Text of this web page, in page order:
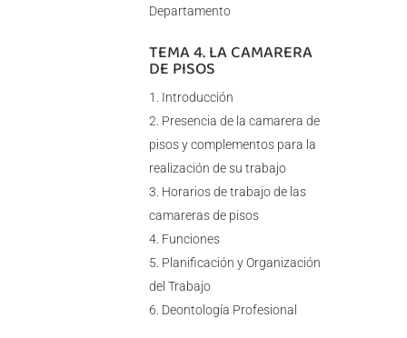
Departamento
TEMA 4. LA CAMARERA
DE PISOS
Introducción
Presencia de la camarera de
pisos y complementos para la
realización de su trabajo
Horarios de trabajo de las
camareras de pisos
Funciones
Planificación y Organización
del Trabajo
Deontología Profesional